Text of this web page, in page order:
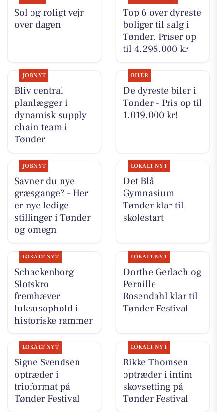
Sol og roligt vejr
over dagen
Top 6 over dyreste
boliger til salg i
Tønder. Priser op
til 4.295.000 kr
JOBNYT
Bliv central
planlægger i
dynamisk supply
chain team i
Tønder
BILER
De dyreste biler i
Tønder - Pris op til
1.019.000 kr!
JOBNYT
Savner du nye
græsgange? - Her
er nye ledige
stillinger i Tønder
og omegn
LOKALT NYT
Det Blå
Gymnasium
Tønder klar til
skolestart
LOKALT NYT
Schackenborg
Slotskro
fremhæver
luksusophold i
historiske rammer
LOKALT NYT
Dorthe Gerlach og
Pernille
Rosendahl klar til
Tønder Festival
LOKALT NYT
Signe Svendsen
optræder i
trioformat på
Tønder Festival
LOKALT NYT
Rikke Thomsen
optræder i intim
skovsetting på
Tønder Festival